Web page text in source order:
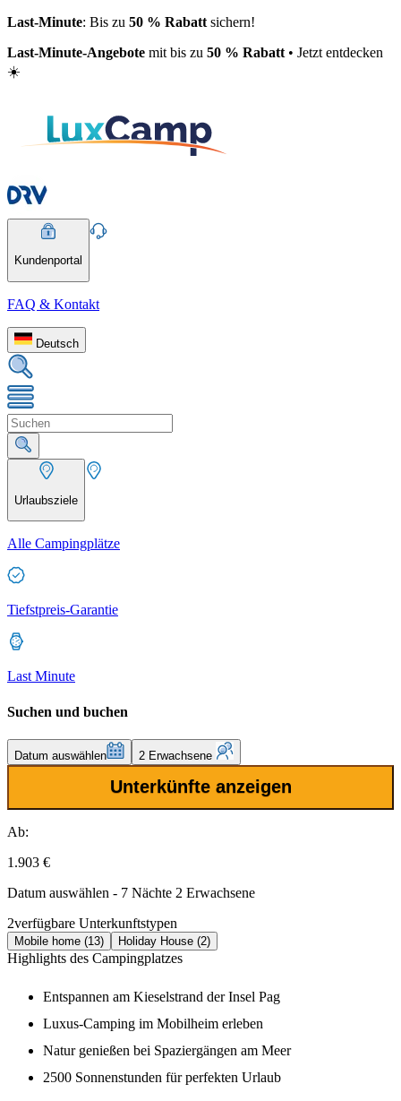
Last-Minute: Bis zu 50 % Rabatt sichern!
Last-Minute-Angebote mit bis zu 50 % Rabatt • Jetzt entdecken
☀️
Kundenportal
FAQ & Kontakt
Deutsch
Urlaubsziele
Alle Campingplätze
Tiefstpreis-Garantie
Last Minute
Suchen und buchen
Datum auswählen 2 Erwachsene
Unterkünfte anzeigen
Ab:
1.903 €
Datum auswählen - 7 Nächte 2 Erwachsene
2verfügbare Unterkunftstypen
Mobile home (13) Holiday House (2)
Highlights des Campingplatzes
Entspannen am Kieselstrand der Insel Pag
Luxus-Camping im Mobilheim erleben
Natur genießen bei Spaziergängen am Meer
2500 Sonnenstunden für perfekten Urlaub